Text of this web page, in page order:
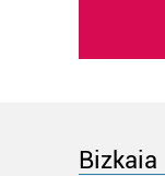
Bizkaia